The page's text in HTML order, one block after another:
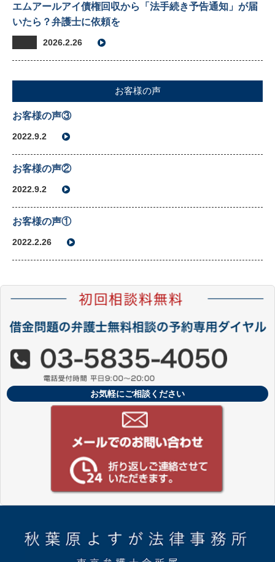
エムアールアイ債権回収から「法手続き予告通知」が届
いたら？弁護士に依頼を
2026.2.26
お客様の声
お客様の声③
2022.9.2
お客様の声②
2022.9.2
お客様の声①
2022.2.26
お気軽にご相談ください